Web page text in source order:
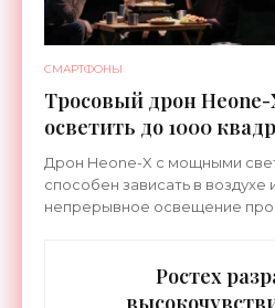
СМАРТФОНЫ
Тросовый дрон Heone-
осветить до 1000
земли -
Дрон Heone-X с мощными
способен зависать в воздухе
непрерывное освещение
Ростех